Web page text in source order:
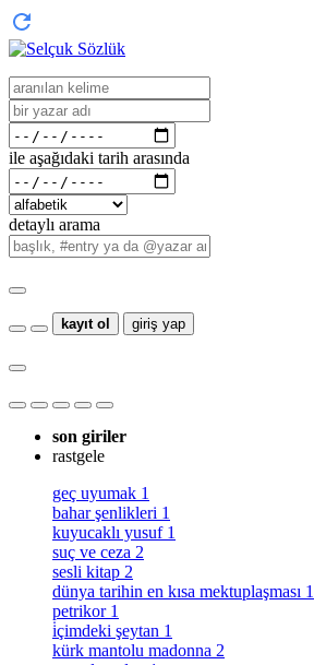
ile aşağıdaki tarih arasında
detaylı arama
kayıt ol giriş yap
son giriler
rastgele
geç uyumak 1
bahar şenlikleri 1
kuyucaklı yusuf 1
suç ve ceza 2
sesli kitap 2
dünya tarihin en kısa mektuplaşması 1
petrikor 1
i̇çimdeki şeytan 1
kürk mantolu madonna 2